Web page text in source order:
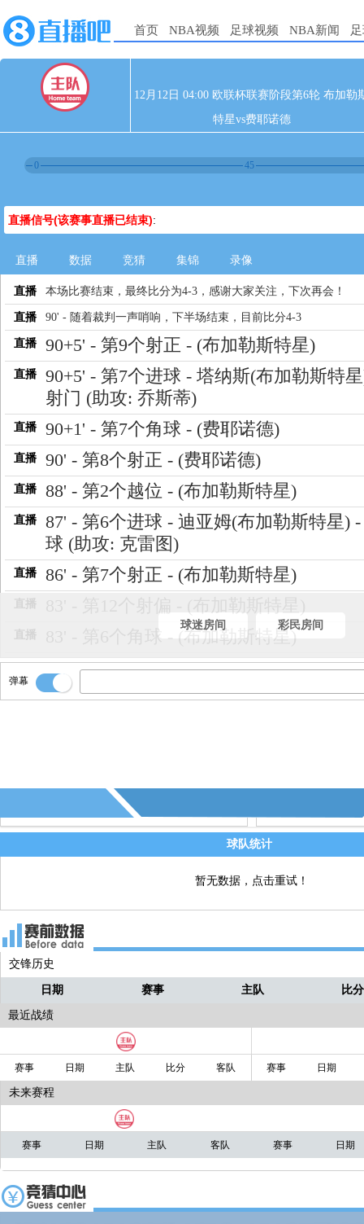
首页 NBA视频 足球视频 NBA新闻
12月12日 04:00 欧联杯联赛阶段第6轮 布加勒
特星vs费耶诺德
0 45
直播信号(该赛事直播已结束):
直播 数据 竞猜 集锦 录像
直播 本场比赛结束，最终比分为4-3，感谢大家关注，下次再会！
直播 90' - 随着裁判一声哨响，下半场结束，目前比分4-3
直播 90+5' - 第9个射正 - (布加勒斯特星)
直播
90+5' - 第7个进球 - 塔纳斯(布加勒斯特
射门 (助攻: 乔斯蒂)
直播 90+1' - 第7个角球 - (费耶诺德)
直播 90' - 第8个射正 - (费耶诺德)
直播 88' - 第2个越位 - (布加勒斯特星)
直播
87' - 第6个进球 - 迪亚姆(布加勒斯特星)
球 (助攻: 克雷图)
直播 86' - 第7个射正 - (布加勒斯特星)
直播
直播 83' - 第6个角球 - (布加勒斯特星)
直播 80' - 第11个射偏 - (费耶诺德)
直播 75' - 第3张黄牌 - 塔纳斯(布加勒斯特星)
68' - 第10个射偏 - (布加勒斯特星)
球迷房间 彩民房间
弹幕
球队统计
暂无数据，点击重试！
交锋历史
日期 赛事 主队 比分
最近战绩
赛事 日期 主队 比分 客队 赛事 日期
未来赛程
赛事 日期 主队 客队 赛事 日期